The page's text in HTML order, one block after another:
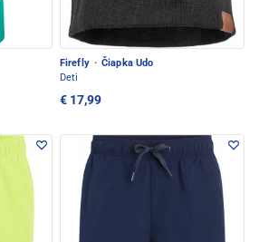
Firefly · Čiapka Udo
Deti
€ 17,99